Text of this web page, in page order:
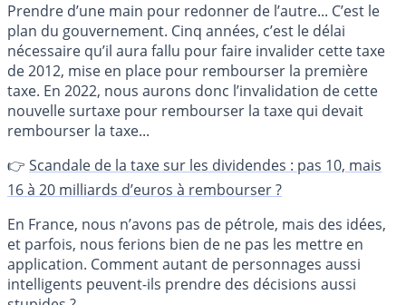
Prendre d’une main pour redonner de l’autre... C’est le
plan du gouvernement. Cinq années, c’est le délai
nécessaire qu’il aura fallu pour faire invalider cette taxe
de 2012, mise en place pour rembourser la première
taxe. En 2022, nous aurons donc l’invalidation de cette
nouvelle surtaxe pour rembourser la taxe qui devait
rembourser la taxe...
👉 Scandale de la taxe sur les dividendes : pas 10, mais
16 à 20 milliards d’euros à rembourser ?
En France, nous n’avons pas de pétrole, mais des idées,
et parfois, nous ferions bien de ne pas les mettre en
application. Comment autant de personnages aussi
intelligents peuvent-ils prendre des décisions aussi